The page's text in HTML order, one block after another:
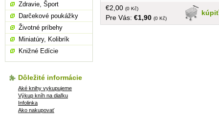
kúpiť
€2,00 (0 Kč)
Pre Vás: €1,90 (0 Kč)
Zdravie, Šport
Darčekové poukážky
Životné príbehy
Miniatúry, Kolibrík
Knižné Edície
Dôležité informácie
Aké knihy vykupujeme
Výkup kníh na diaľku
Infolinka
Ako nakupovať